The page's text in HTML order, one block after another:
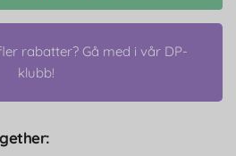
rabatter? Gå med i vår DP-
klubb!